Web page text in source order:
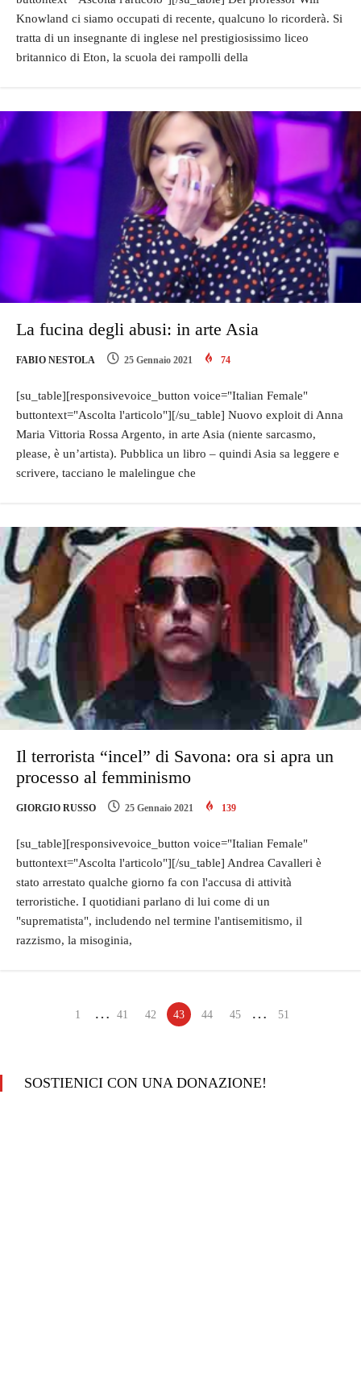
Knowland ci siamo occupati di recente, qualcuno lo ricorderà. Si
tratta di un insegnante di inglese nel prestigiosissimo liceo
britannico di Eton, la scuola dei rampolli della
La fucina degli abusi: in arte Asia
FABIO NESTOLA 25 Gennaio 2021 74
[su_table][responsivevoice_button voice="Italian Female"
buttontext="Ascolta l'articolo"][/su_table] Nuovo exploit di Anna
Maria Vittoria Rossa Argento, in arte Asia (niente sarcasmo,
please, è un’artista). Pubblica un libro – quindi Asia sa leggere e
scrivere, tacciano le malelingue che
Il terrorista “incel” di Savona: ora si apra un
processo al femminismo
GIORGIO RUSSO 25 Gennaio 2021 139
[su_table][responsivevoice_button voice="Italian Female"
buttontext="Ascolta l'articolo"][/su_table] Andrea Cavalleri è
stato arrestato qualche giorno fa con l'accusa di attività
terroristiche. I quotidiani parlano di lui come di un
"suprematista", includendo nel termine l'antisemitismo, il
razzismo, la misoginia,
1 … 41 42 43 44 45 … 51
SOSTIENICI CON UNA DONAZIONE!